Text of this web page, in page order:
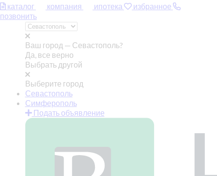
каталог компания ипотека
избранное
позвонить
Ваш город — Севастополь?
Да, все верно
Выбрать другой
Выберите город
Севастополь
Симферополь
Подать объявление